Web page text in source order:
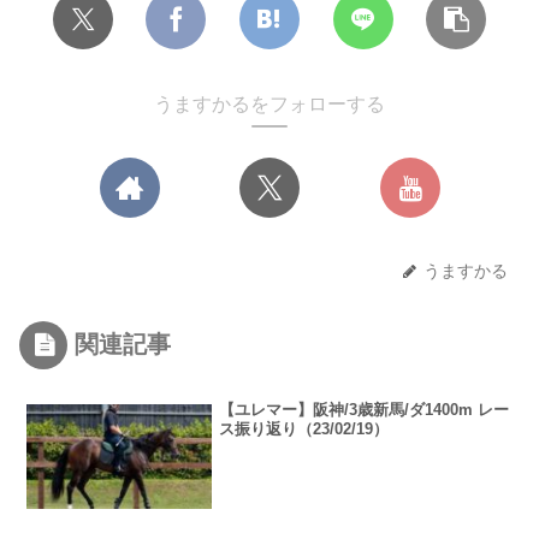
うますかるをフォローする
うますかる
関連記事
【ユレマー】阪神/3歳新馬/ダ1400m レー
ス振り返り（23/02/19）